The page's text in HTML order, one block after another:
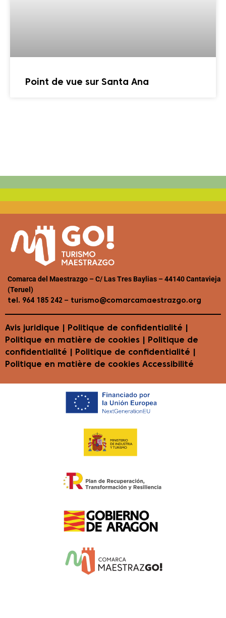
Point de vue sur Santa Ana
Comarca del Maestrazgo – C/ Las Tres Baylias – 44140 Cantavieja
(Teruel)
tel. 964 185 242 – turismo@comarcamaestrazgo.org
Avis juridique Politique de confidentialité
Politique en matière de cookies | Politique de
confidentialité | Politique de confidentialité |
Politique en matière de cookies Accessibilité